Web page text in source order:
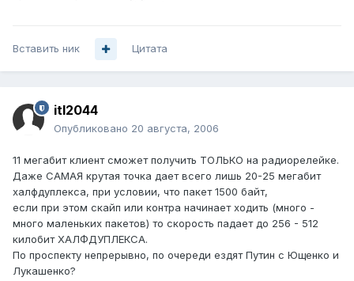
Вставить ник Цитата
itl2044
Опубликовано 20 августа, 2006
11 мегабит клиент сможет получить ТОЛЬКО на радиорелейке.
Даже САМАЯ крутая точка дает всего лишь 20-25 мегабит
халфдуплекса, при условии, что пакет 1500 байт,
если при этом скайп или контра начинает ходить (много -
много маленьких пакетов) то скорость падает до 256 - 512
килобит ХАЛФДУПЛЕКСА.
По проспекту непрерывно, по очереди ездят Путин с Ющенко и
Лукашенко?